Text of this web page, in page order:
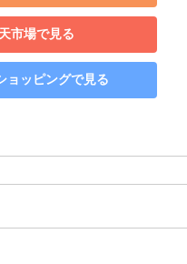
市場で見る
ョッピングで見る